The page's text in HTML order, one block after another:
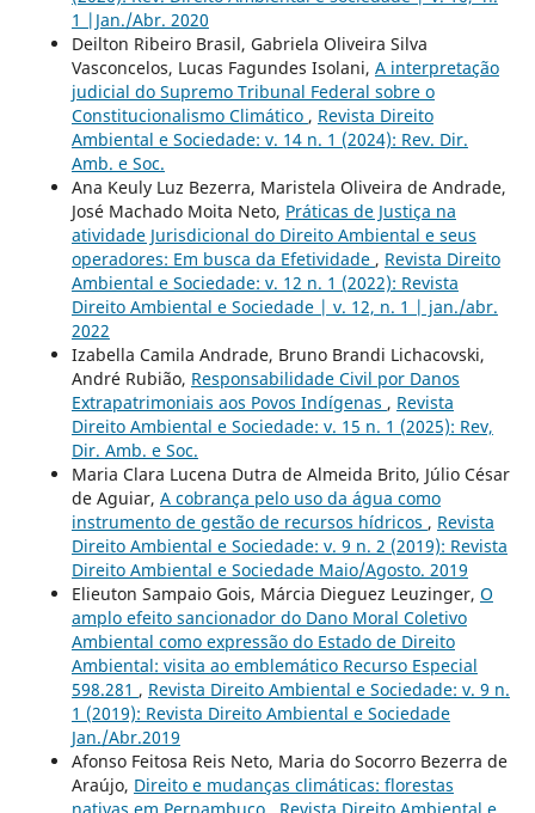
1 |Jan./Abr. 2020
Deilton Ribeiro Brasil, Gabriela Oliveira Silva
Vasconcelos, Lucas Fagundes Isolani, A interpretação
judicial do Supremo Tribunal Federal sobre o
Constitucionalismo Climático , Revista Direito
Ambiental e Sociedade: v. 14 n. 1 (2024): Rev. Dir.
Amb. e Soc.
Ana Keuly Luz Bezerra, Maristela Oliveira de Andrade,
José Machado Moita Neto, Práticas de Justiça na
atividade Jurisdicional do Direito Ambiental e seus
operadores: Em busca da Efetividade , Revista Direito
Ambiental e Sociedade: v. 12 n. 1 (2022): Revista
Direito Ambiental e Sociedade | v. 12, n. 1 | jan./abr.
2022
Izabella Camila Andrade, Bruno Brandi Lichacovski,
André Rubião, Responsabilidade Civil por Danos
Extrapatrimoniais aos Povos Indígenas , Revista
Direito Ambiental e Sociedade: v. 15 n. 1 (2025): Rev,
Dir. Amb. e Soc.
Maria Clara Lucena Dutra de Almeida Brito, Júlio César
de Aguiar, A cobrança pelo uso da água como
instrumento de gestão de recursos hídricos , Revista
Direito Ambiental e Sociedade: v. 9 n. 2 (2019): Revista
Direito Ambiental e Sociedade Maio/Agosto. 2019
Elieuton Sampaio Gois, Márcia Dieguez Leuzinger, O
amplo efeito sancionador do Dano Moral Coletivo
Ambiental como expressão do Estado de Direito
Ambiental: visita ao emblemático Recurso Especial
598.281 , Revista Direito Ambiental e Sociedade: v. 9 n.
1 (2019): Revista Direito Ambiental e Sociedade
Jan./Abr.2019
Afonso Feitosa Reis Neto, Maria do Socorro Bezerra de
Araújo, Direito e mudanças climáticas: florestas